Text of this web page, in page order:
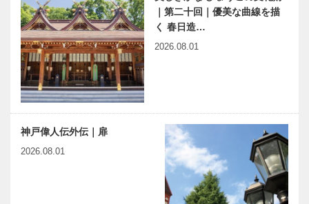
｜第二十回｜優美な曲線を描
く 春日造…
2026.08.01
神戸偉人伝外伝｜扉
2026.08.01